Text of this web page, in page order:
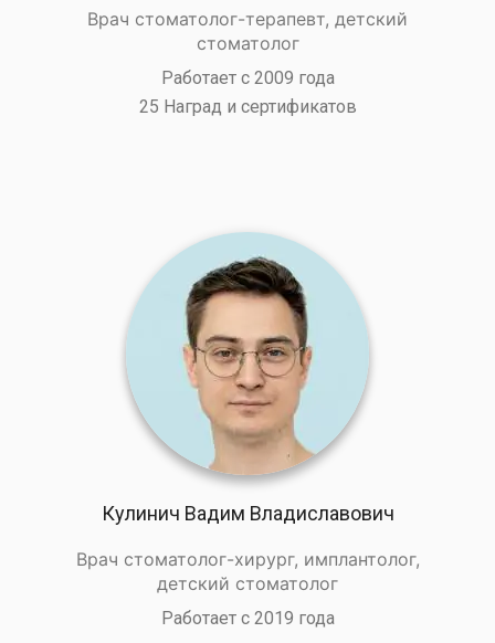
Врач стоматолог-терапевт, детский
стоматолог
Работает с 2009 года
25 Наград и сертификатов
Кулинич Вадим Владиславович
Врач стоматолог-хирург, имплантолог,
детский стоматолог
Работает с 2019 года